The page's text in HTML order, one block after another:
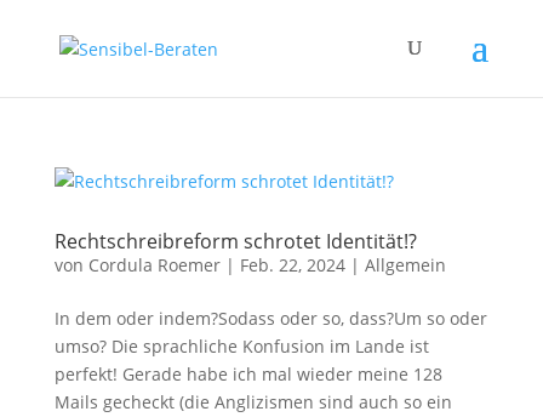
Rechtschreibreform schrotet Identität!?
von Cordula Roemer| Feb. 22, 2024| Allgemein
In dem oder indem?Sodass oder so, dass?Um so oder
umso? Die sprachliche Konfusion im Lande ist
perfekt! Gerade habe ich mal wieder meine 128
Mails gecheckt (die Anglizismen sind auch so ein